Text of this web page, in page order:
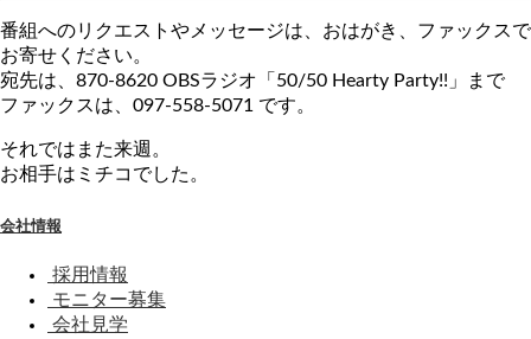
番組へのリクエストやメッセージは、おはがき、ファックスで
お寄せください。
宛先は、870-8620 OBSラジオ「50/50 Hearty Party!!」まで
ファックスは、097-558-5071 です。
それではまた来週。
お相手はミチコでした。
会社情報
採用情報
モニター募集
会社見学